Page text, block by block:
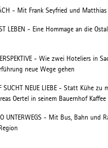
- Mit Frank Seyfried und Matthias
LEBEN - Eine Hommage an die
- Wie zwei Hoteliers in
neue Wege gehen
SUCHT NEUE LIEBE - Statt Kühe zu
Oertel in seinem Bauernhof Kaffee
UNTERWEGS - Mit Bus, Bahn und